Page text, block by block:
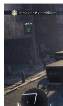
イ
プ
初期
街か
ら一